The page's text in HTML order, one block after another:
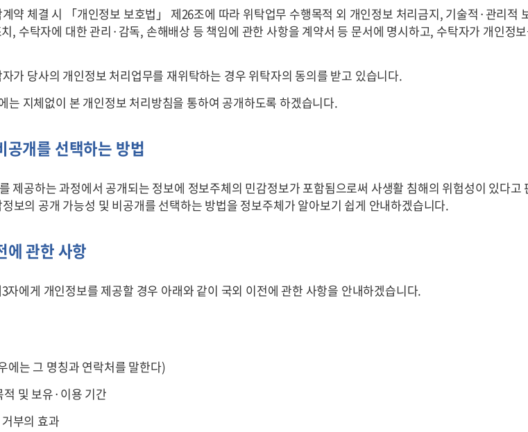
위탁사업
관리대장.xlsx
약 체결 시 「개인정보 보호법」 제26조에 따라 위탁업무 수행목적 외 개인정보 처리금지, 기술적·관리적
, 수탁자에 대한 관리·감독, 손해배상 등 책임에 관한 사항을 계약서 등 문서에 명시하고, 수탁자가 개인정
당사의 개인정보 처리업무를 재위탁하는 경우 위탁자의 동의를 받고 있습니다.
지체없이 본 개인정보 처리방침을 통하여 공개하도록 하겠습니다.
공개를 선택하는 방법
제공하는 과정에서 공개되는 정보에 정보주체의 민감정보가 포함됨으로써 사생활 침해의 위험성이 있다고
보의 공개 가능성 및 비공개를 선택하는 방법을 정보주체가 알아보기 쉽게 안내하겠습니다.
에 관한 사항
자에게 개인정보를 제공할 경우 아래와 같이 국외 이전에 관한 사항을 안내하겠습니다.
에는 그 명칭과 연락처를 말한다)
및 보유·이용 기간
부의 효과